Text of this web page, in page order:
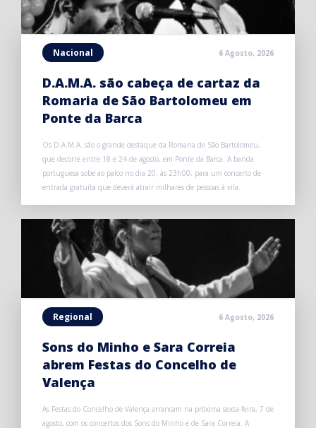
Nacional 6 Agosto, 2026
D.A.M.A. são cabeça de cartaz da
Romaria de São Bartolomeu em
Ponte da Barca
Os D.A.M.A. são o grande destaque da Romaria de São Bartolomeu,
que decorre entre 18 e 24 de agosto, em Ponte da Barca. A banda
portuguesa sobe ao palco no dia 20, às 23h00, para um concerto de
entrada gratuita que deverá atrair milhares de pessoas à vila.
Regional 6 Agosto, 2026
Sons do Minho e Sara Correia
abrem Festas do Concelho de
Valença
As Festas do Concelho de Valença arrancam na próxima sexta-feira, 7 de
agosto, com os concertos dos Sons do Minho e de Sara Correia. A